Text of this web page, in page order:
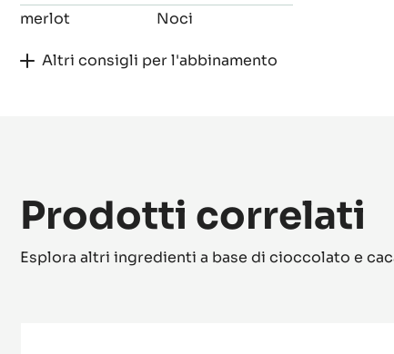
merlot
Noci
Altri consigli per l'abbinamento
Prodotti correlati
Esplora altri ingredienti a base di cioccolato e